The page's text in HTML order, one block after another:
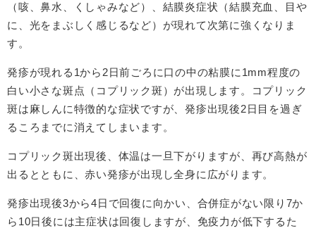
（咳、鼻水、くしゃみなど）、結膜炎症状（結膜充血、目や
に、光をまぶしく感じるなど）が現れて次第に強くなりま
す。
発疹が現れる1から2日前ごろに口の中の粘膜に1mm程度の
白い小さな斑点（コプリック斑）が出現します。コプリック
斑は麻しんに特徴的な症状ですが、発疹出現後2日目を過ぎ
るころまでに消えてしまいます。
コプリック斑出現後、体温は一旦下がりますが、再び高熱が
出るとともに、赤い発疹が出現し全身に広がります。
発疹出現後3から4日で回復に向かい、合併症がない限り7か
ら10日後には主症状は回復しますが、免疫力が低下するた